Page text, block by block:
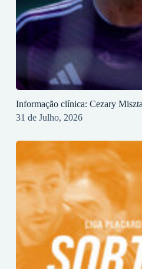
Informação clínica: Cezary Miszta
31 de Julho, 2026